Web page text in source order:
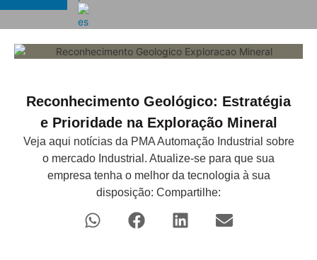
Reconhecimento Geológico: Estratégia
e Prioridade na Exploração Mineral
Veja aqui notícias da PMA Automação Industrial sobre
o mercado Industrial. Atualize-se para que sua
empresa tenha o melhor da tecnologia à sua
disposição: Compartilhe: